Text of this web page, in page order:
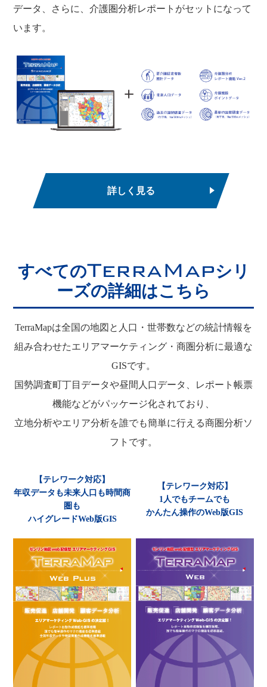
データ、さらに、介護圏分析レポートがセットになって
います。
詳しく見る
すべてのTerraMapシリ
ーズの詳細はこちら
TerraMapは全国の地図と人口・世帯数などの統計情報を
組み合わせたエリアマーケティング・商圏分析に最適な
GISです。
国勢調査町丁目データや昼間人口データ、レポート帳票
機能などがパッケージ化されており、
立地分析やエリア分析を誰でも簡単に行える商圏分析ソ
フトです。
【テレワーク対応】
年収データも未来人口も時間商
圏も
ハイグレードWeb版GIS
【テレワーク対応】
1人でもチームでも
かんたん操作のWeb版GIS